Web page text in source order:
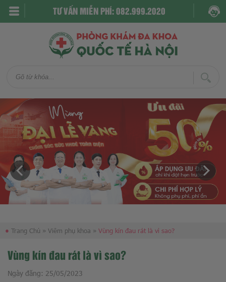
TƯ VẤN MIỄN PHÍ: 082.999.2020
● Trang Chủ » Viêm phụ khoa » Vùng kín đau rát là vì sao?
Vùng kín đau rát là vì sao?
Ngày đăng: 25/05/2023